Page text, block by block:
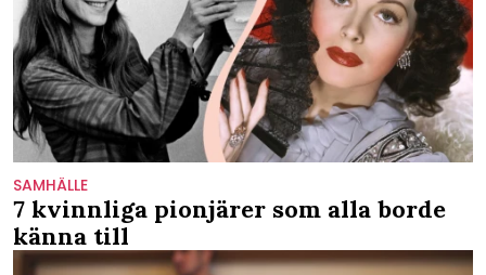
SAMHÄLLE
7 kvinnliga pionjärer som alla borde
känna till